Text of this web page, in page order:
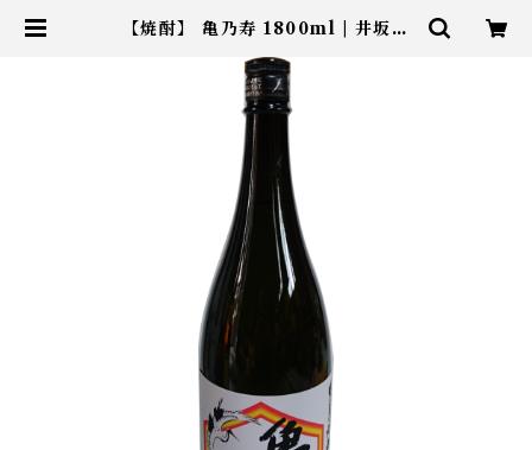
【焼酎】 亀乃寿 1800ml | 井坂酒